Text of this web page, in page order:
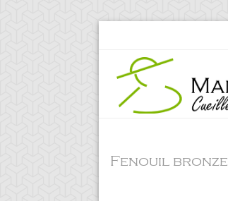
Fenouil bronze